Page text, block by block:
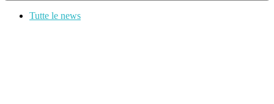
Tutte le news